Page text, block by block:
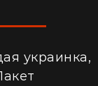
украинка,